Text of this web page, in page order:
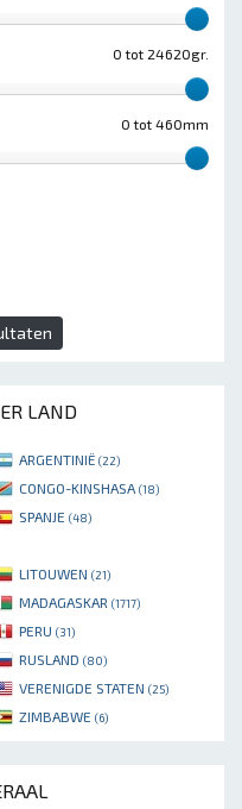
0 tot 24620gr.
0 tot 460mm
LAND
ARGENTINIË (22)
CONGO-KINSHASA (18)
SPANJE (48)
LITOUWEN (21)
MADAGASKAR (1717)
PERU (31)
RUSLAND (80)
VERENIGDE STATEN (25)
ZIMBABWE (6)